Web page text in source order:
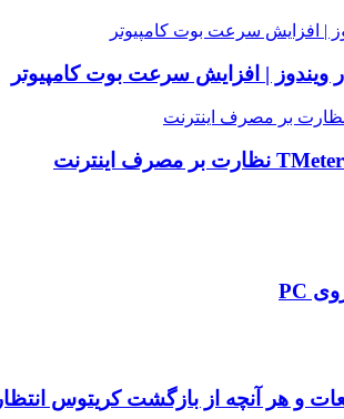
| افزایش سرعت بوت کامپیوتر
ویندوز | افزایش سرعت بوت کامپیوتر